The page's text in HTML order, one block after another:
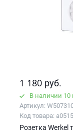
1 180 руб.
В наличии 10
Артикул:
Код товара:
Розетка Werkel